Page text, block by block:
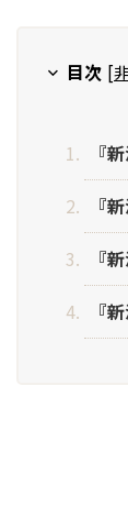
目次 [
『
『
『
『